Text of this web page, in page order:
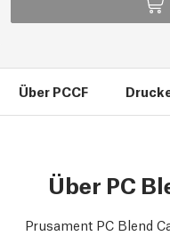
Über PCCF
Über PC
Prusament PC Blend